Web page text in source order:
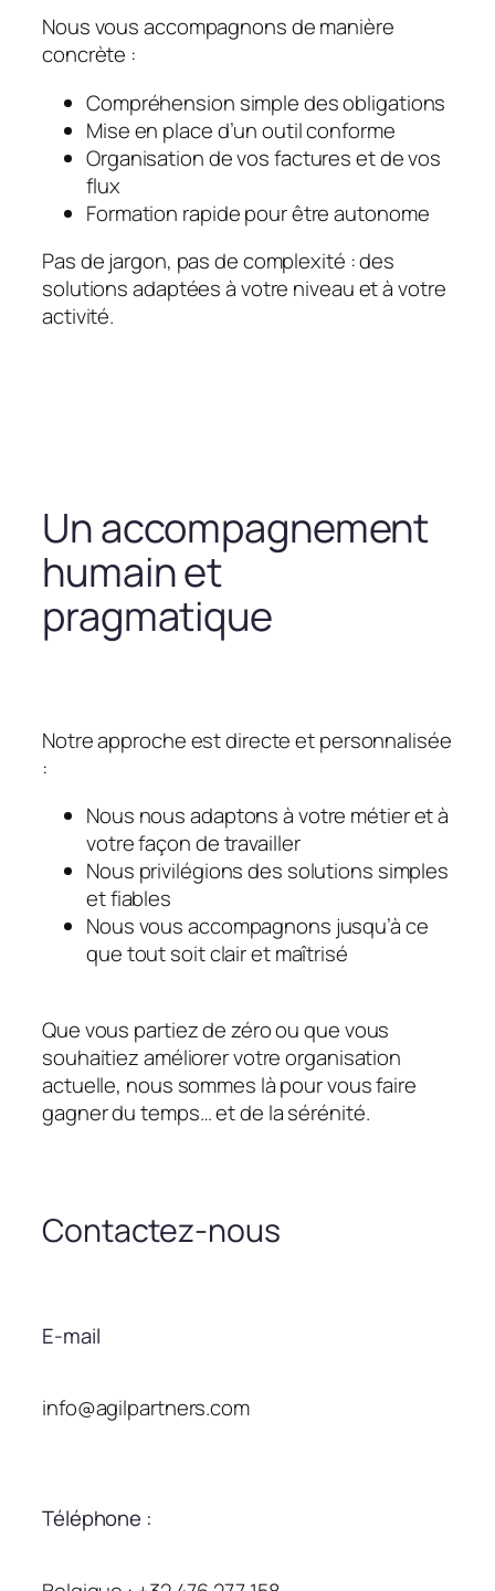
Nous vous accompagnons de manière
concrète :
Compréhension simple des obligations
Mise en place d’un outil conforme
Organisation de vos factures et de vos
flux
Formation rapide pour être autonome
Pas de jargon, pas de complexité : des
solutions adaptées à votre niveau et à votre
activité.
Un accompagnement
humain et
pragmatique
Notre approche est directe et personnalisée
:
Nous nous adaptons à votre métier et à
votre façon de travailler
Nous privilégions des solutions simples
et fiables
Nous vous accompagnons jusqu’à ce
que tout soit clair et maîtrisé
Que vous partiez de zéro ou que vous
souhaitiez améliorer votre organisation
actuelle, nous sommes là pour vous faire
gagner du temps… et de la sérénité.
Contactez-nous
E-mail
info@agilpartners.com
Téléphone :